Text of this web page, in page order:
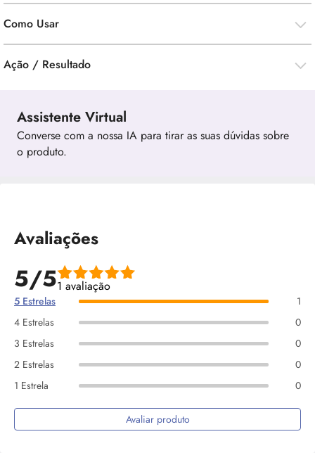
Como Usar
Ação / Resultado
Assistente Virtual
Converse com a nossa IA para tirar as suas dúvidas sobre
o produto.
Avaliações
5/51 avaliação
5 Estrelas
1
4 Estrelas
0
3 Estrelas
0
2 Estrelas
0
1 Estrela
0
Avaliar produto